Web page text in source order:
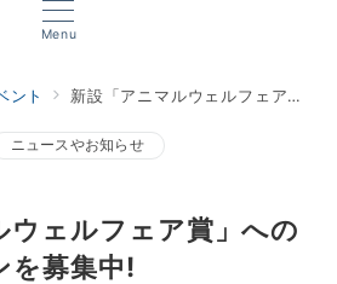
Menu
ント 新設「アニマルウェルフェア賞」への応募レストランを募集中!
ニュースやお知らせ
ウェルフェア賞」への
を募集中!